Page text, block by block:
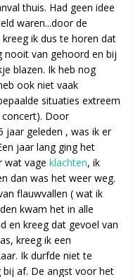
thuis. Had geen idee
waren...door de
ik dus te horen dat
nooit van gehoord en bij
blazen. Ik heb nog
ook niet vaak
situaties extreem
Door
jaar geleden , was ik er
jaar lang ging het
wat vage klachten, ik
dan was het weer weg.
flauwvallen ( wat ik
kwam het in alle
en kreeg dat gevoel van
kreeg ik een
Ik durfde niet te
bij af. De angst voor het